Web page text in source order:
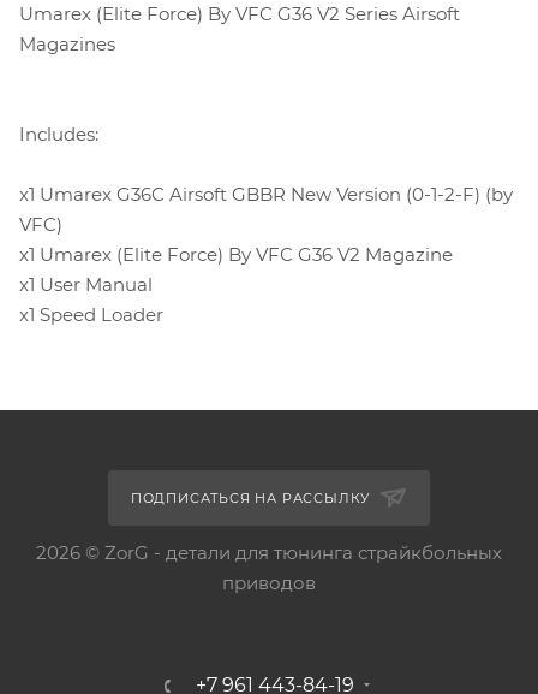
Umarex (Elite Force) By VFC G36 V2 Series Airsoft
Magazines
Includes:
x1 Umarex G36C Airsoft GBBR New Version (0-1-2-F) (by
VFC)
x1 Umarex (Elite Force) By VFC G36 V2 Magazine
x1 User Manual
x1 Speed Loader
ПОДПИСАТЬСЯ НА РАССЫЛКУ
2026 © ZorG - детали для тюнинга страйкбольных
приводов
+7 961 443-84-19